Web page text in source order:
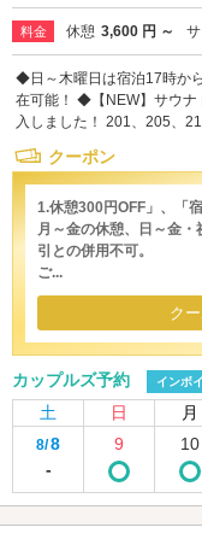
料金 休憩 3,600 円 ～
◆日～木曜日は宿泊17時か
在可能！ ◆【NEW】サウナ
入しました！ 201、205、
クーポン
1.休憩300円OFF」、「
月～金の休憩、日～金
引との併用不可。
ご...
ク
カップルズ予約 インボ
土 日 月
8/8
-
9 10